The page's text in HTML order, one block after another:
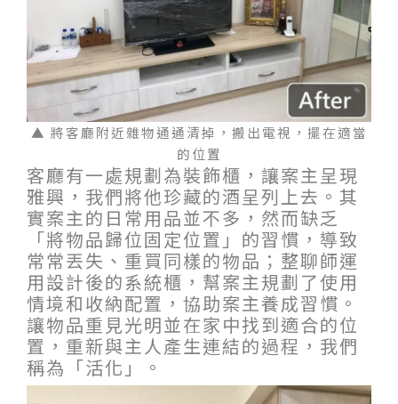
▲ 將客廳附近雜物通通清掉，搬出電視，擺在適當
的位置
客廳有一處規劃為裝飾櫃，讓案主呈現
雅興，我們將他珍藏的酒呈列上去。其
實案主的日常用品並不多，然而缺乏
「將物品歸位固定位置」的習慣，導致
常常丟失、重買同樣的物品；整聊師運
用設計後的系統櫃，幫案主規劃了使用
情境和收納配置，協助案主養成習慣。
讓物品重見光明並在家中找到適合的位
置，重新與主人產生連結的過程，我們
稱為「活化」。